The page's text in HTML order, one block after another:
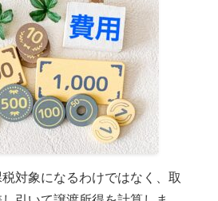
対象になるわけではなく、取